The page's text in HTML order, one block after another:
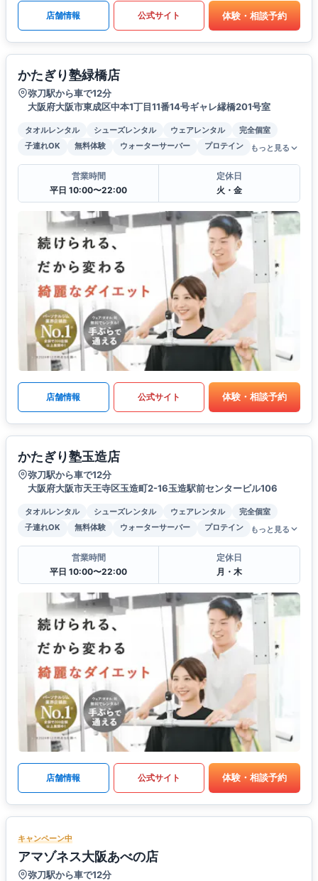
店舗情報 公式サイト 体験・相談予約
かたぎり塾緑橋店
弥刀駅から車で12分
大阪府大阪市東成区中本1丁目11番14号ギャレ縁橋201号室
タオルレンタル シューズレンタル ウェアレンタル
完全個室
子連れOK
無料体験 ウォーターサーバー プロテイン もっと見る
営業時間
平日 10:00〜22:00
定休日
火・金
店舗情報 公式サイト 体験・相談予約
かたぎり塾玉造店
弥刀駅から車で12分
大阪府大阪市天王寺区玉造町2-16玉造駅前センタービル106
タオルレンタル シューズレンタル ウェアレンタル
完全個室
子連れOK
無料体験 ウォーターサーバー プロテイン もっと見る
営業時間
平日 10:00〜22:00
定休日
月・木
店舗情報 公式サイト 体験・相談予約
キャンペーン中
アマゾネス大阪あべの店
弥刀駅から車で12分